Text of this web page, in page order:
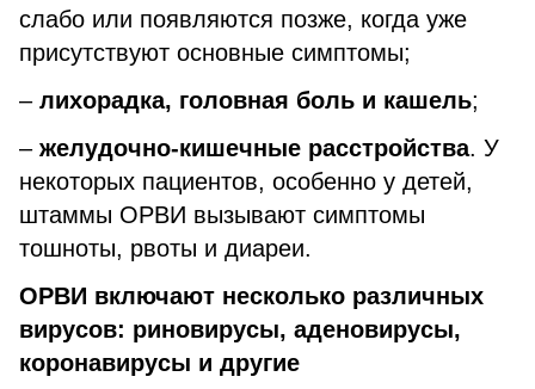
слабо или появляются позже, когда уже
присутствуют основные симптомы;
– лихорадка, головная боль и кашель;
– желудочно-кишечные расстройства. У
некоторых пациентов, особенно у детей,
штаммы ОРВИ вызывают симптомы
тошноты, рвоты и диареи.
ОРВИ включают несколько различных
вирусов: риновирусы, аденовирусы,
коронавирусы и другие